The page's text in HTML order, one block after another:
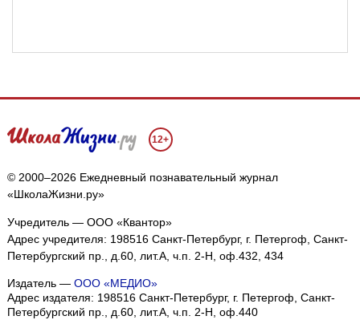
12+
© 2000–2026 Ежедневный познавательный журнал
«ШколаЖизни.ру»
Учредитель — ООО «Квантор»
Адрес учредителя: 198516 Санкт-Петербург, г. Петергоф, Санкт-
Петербургский пр., д.60, лит.А, ч.п. 2-Н, оф.432, 434
Издатель — ООО «МЕДИО»
Адрес издателя: 198516 Санкт-Петербург, г. Петергоф, Санкт-
Петербургский пр., д.60, лит.А, ч.п. 2-Н, оф.440